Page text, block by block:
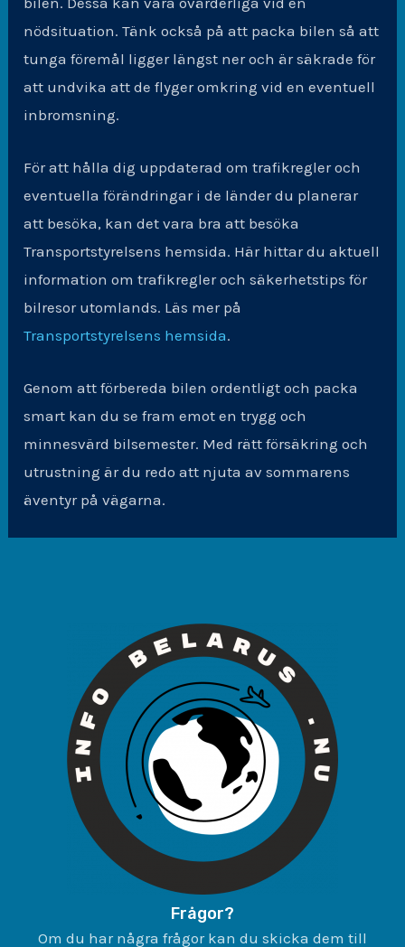
nödsituation. Tänk också på att packa bilen så att
tunga föremål ligger längst ner och är säkrade för
att undvika att de flyger omkring vid en eventuell
inbromsning.
För att hålla dig uppdaterad om trafikregler och
eventuella förändringar i de länder du planerar
att besöka, kan det vara bra att besöka
Transportstyrelsens hemsida. Här hittar du aktuell
information om trafikregler och säkerhetstips för
bilresor utomlands. Läs mer på
Transportstyrelsens hemsida.
Genom att förbereda bilen ordentligt och packa
smart kan du se fram emot en trygg och
minnesvärd bilsemester. Med rätt försäkring och
utrustning är du redo att njuta av sommarens
äventyr på vägarna.
Frågor?
Om du har några frågor kan du skicka dem till